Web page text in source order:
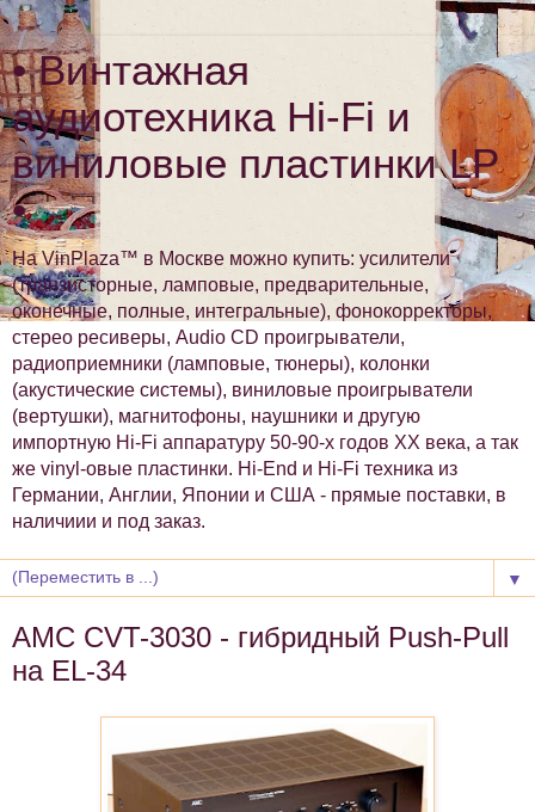
• Винтажная
аудиотехника Hi-Fi и
виниловые пластинки LP
•
На VinPlaza™ в Москве можно купить: усилители
(транзисторные, ламповые, предварительные,
оконечные, полные, интегральные), фонокорректоры,
стерео ресиверы, Audio CD проигрыватели,
радиоприемники (ламповые, тюнеры), колонки
(акустические системы), виниловые проигрыватели
(вертушки), магнитофоны, наушники и другую
импортную Hi-Fi аппаратуру 50-90-х годов XX века, а так
же vinyl-овые пластинки. Hi-End и Hi-Fi техника из
Германии, Англии, Японии и США - прямые поставки, в
наличиии и под заказ.
▼
AMC CVT-3030 - гибридный Push-Pull
на EL-34